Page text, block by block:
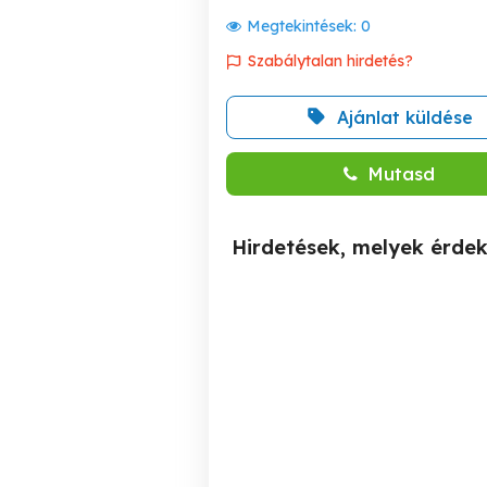
Megtekintések: 0
Szabálytalan hirdetés?
Ajánlat küldése
Mutasd
Hirdetések, melyek